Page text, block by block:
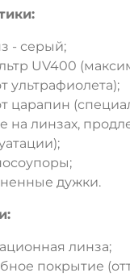
- серый;
UV400
ультрафиолета);
царапин
на линзах,
дужки.
линза;
покрытие